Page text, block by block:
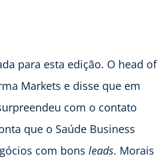
para esta edição. O head of
Markets e disse que em
com o contato
que o Saúde Business
com bons leads. Morais